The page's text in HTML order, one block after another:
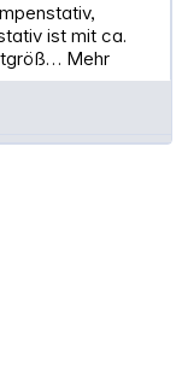
ist mit ca.
Mehr